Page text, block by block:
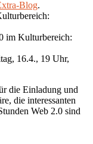
Blog.
im Kulturbereich:
16.4., 19 Uhr,
die Einladung und
die interessanten
Web 2.0 sind